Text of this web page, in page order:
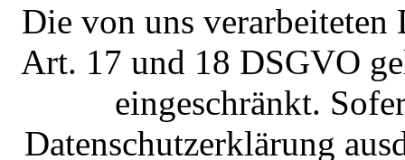
Die von uns verarbeiteten
Art. 17 und 18 DSGVO
eingeschränkt.
Datenschutzerklärung